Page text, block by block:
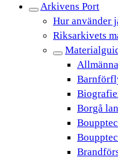
Arkivens Port
Hur använder
Riksarkivets
Borgå